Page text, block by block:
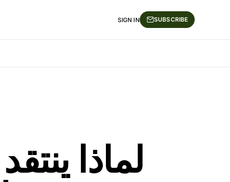
SIGN IN SUBSCRIBE
لماذا